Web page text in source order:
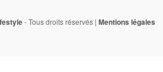
- Tous droits réservés | Mentions légales